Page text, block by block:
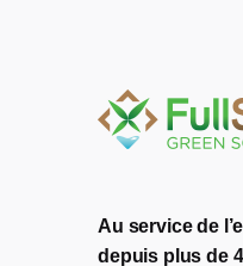
Au service de
depuis plus de